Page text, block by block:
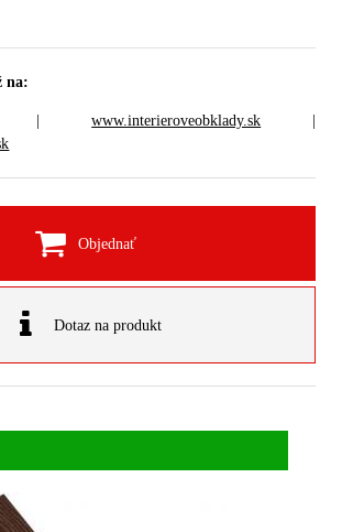
na:
www.interieroveobklady.sk |
Objednať
Dotaz na produkt